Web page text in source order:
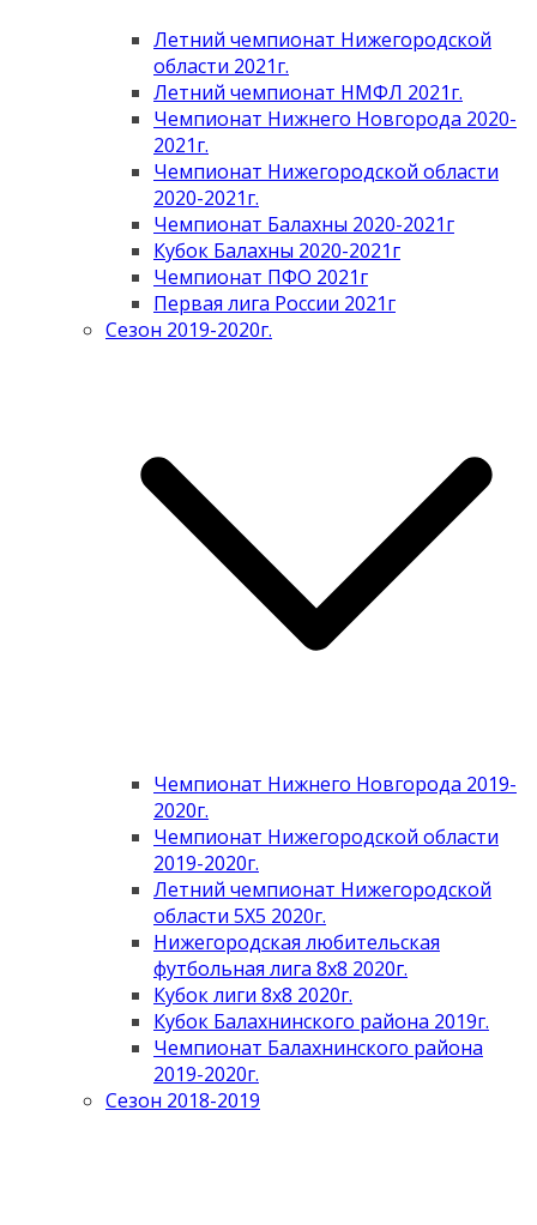
Летний чемпионат Нижегородской
области 2021г.
Летний чемпионат НМФЛ 2021г.
Чемпионат Нижнего Новгорода 2020-
2021г.
Чемпионат Нижегородской области
2020-2021г.
Чемпионат Балахны 2020-2021г
Кубок Балахны 2020-2021г
Чемпионат ПФО 2021г
Первая лига России 2021г
Сезон 2019-2020г.
Чемпионат Нижнего Новгорода 2019-
2020г.
Чемпионат Нижегородской области
2019-2020г.
Летний чемпионат Нижегородской
области 5Х5 2020г.
Нижегородская любительская
футбольная лига 8х8 2020г.
Кубок лиги 8х8 2020г.
Кубок Балахнинского района 2019г.
Чемпионат Балахнинского района
2019-2020г.
Сезон 2018-2019